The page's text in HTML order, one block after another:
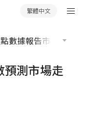
繁體中文
數據報告市場分析
預測市場走